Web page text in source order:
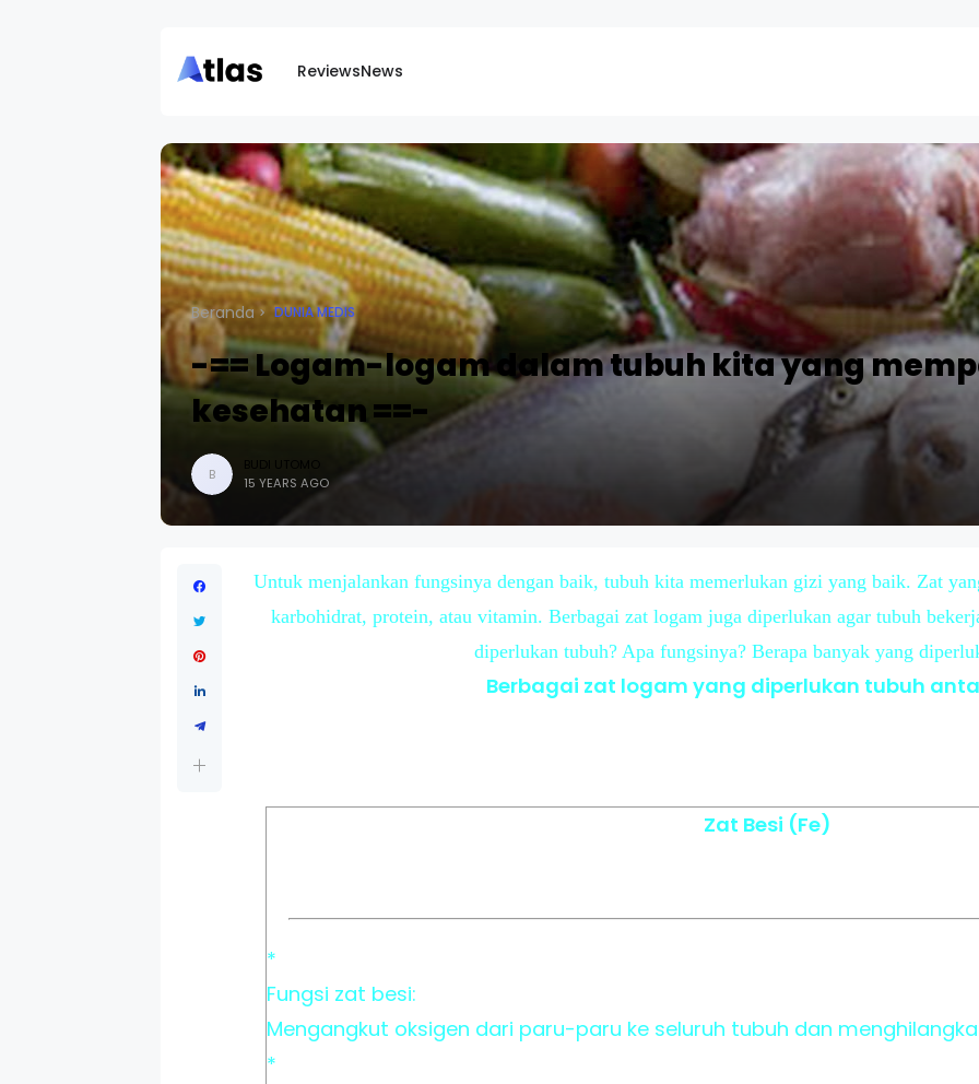
ReviewsNews
Beranda DUNIA MEDIS
-== Logam-logam dalam tubuh kita yang
kesehatan ==-
B
15 YEARS AGO
Untuk menjalankan fungsinya dengan baik, tubuh kita memerlukan gizi yang baik. Zat
karbohidrat, protein, atau vitamin. Berbagai zat logam juga diperlukan agar tubuh
diperlukan tubuh? Apa fungsinya? Berapa banyak yang
Berbagai zat logam yang diperlukan tubuh
Zat Besi (Fe)
*
Fungsi zat besi:
Mengangkut oksigen dari paru-paru ke seluruh tubuh dan
*